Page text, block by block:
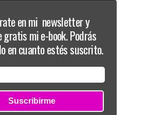
en mi newsletter y
gratis mi e-book. Podrás
en cuanto estés suscrito.